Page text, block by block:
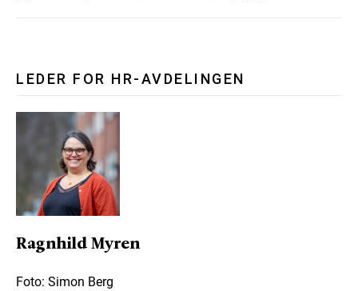
LEDER FOR HR-AVDELINGEN
Ragnhild Myren
Foto: Simon Berg